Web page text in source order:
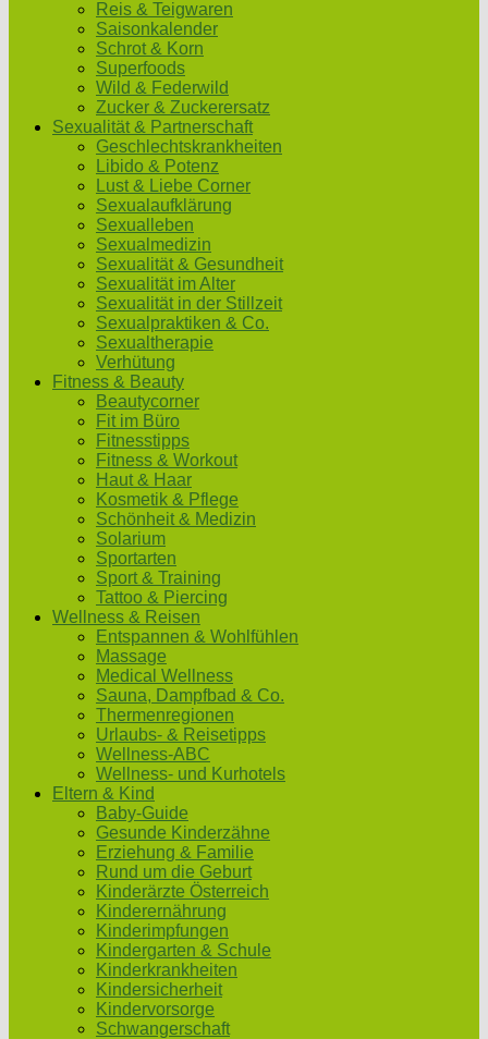
Reis & Teigwaren
Saisonkalender
Schrot & Korn
Superfoods
Wild & Federwild
Zucker & Zuckerersatz
Sexualität & Partnerschaft
Geschlechtskrankheiten
Libido & Potenz
Lust & Liebe Corner
Sexualaufklärung
Sexualleben
Sexualmedizin
Sexualität & Gesundheit
Sexualität im Alter
Sexualität in der Stillzeit
Sexualpraktiken & Co.
Sexualtherapie
Verhütung
Fitness & Beauty
Beautycorner
Fit im Büro
Fitnesstipps
Fitness & Workout
Haut & Haar
Kosmetik & Pflege
Schönheit & Medizin
Solarium
Sportarten
Sport & Training
Tattoo & Piercing
Wellness & Reisen
Entspannen & Wohlfühlen
Massage
Medical Wellness
Sauna, Dampfbad & Co.
Thermenregionen
Urlaubs- & Reisetipps
Wellness-ABC
Wellness- und Kurhotels
Eltern & Kind
Baby-Guide
Gesunde Kinderzähne
Erziehung & Familie
Rund um die Geburt
Kinderärzte Österreich
Kinderernährung
Kinderimpfungen
Kindergarten & Schule
Kinderkrankheiten
Kindersicherheit
Kindervorsorge
Schwangerschaft